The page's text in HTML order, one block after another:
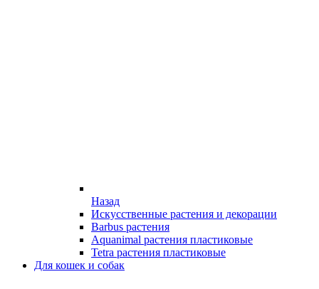
Назад
Искусственные растения и декорации
Barbus растения
Aquanimal растения пластиковые
Tetra растения пластиковые
Для кошек и собак